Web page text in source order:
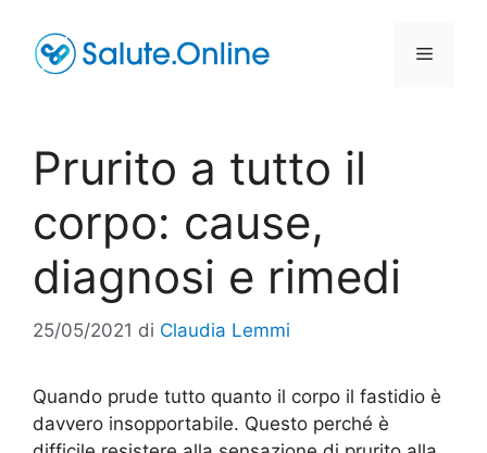
contenuto
Menu
Prurito a tutto il
corpo: cause,
diagnosi e rimedi
25/05/2021 di Claudia Lemmi
Quando prude tutto quanto il corpo il fastidio è
davvero insopportabile. Questo perché è